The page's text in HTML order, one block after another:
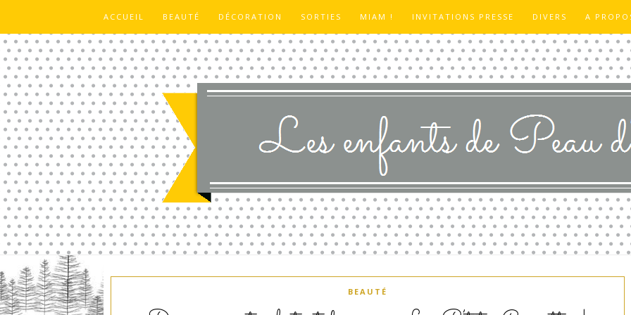
ACCUEIL BEAUTÉ DÉCORATION SORTIES MIAM ! INVITATIONS PRESSE DIVERS A
BEAUTÉ